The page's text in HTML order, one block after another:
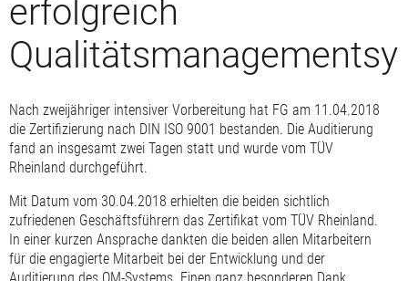
erfolgreich
Nach zweijähriger intensiver Vorbereitung hat FG am 11.04.2018
die Zertifizierung nach DIN ISO 9001 bestanden. Die Auditierung
fand an insgesamt zwei Tagen statt und wurde vom TÜV
Rheinland durchgeführt.
Mit Datum vom 30.04.2018 erhielten die beiden sichtlich
zufriedenen Geschäftsführern das Zertifikat vom TÜV Rheinland.
In einer kurzen Ansprache dankten die beiden allen Mitarbeitern
für die engagierte Mitarbeit bei der Entwicklung und der